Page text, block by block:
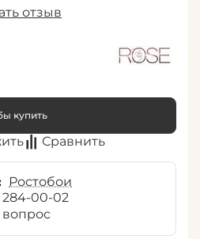
отзыв
купить
Сравнить
Ростобои
284-00-02
вопрос